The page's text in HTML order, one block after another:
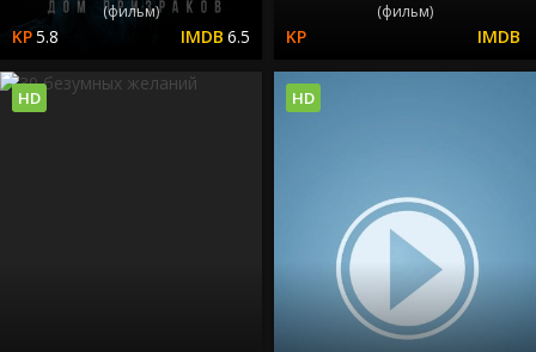
(фильм)
5.8 6.5
(фильм)
HD HD